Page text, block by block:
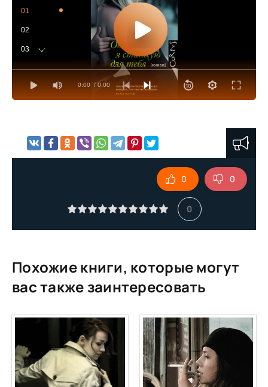
0:00 / 0:00
01
02
03
04
0
0 0
Похожие книги, которые могут
вас также заинтересовать